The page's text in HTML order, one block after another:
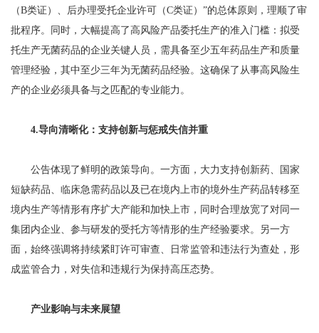
（B类证）、后办理受托企业许可（C类证）”的总体原则，理顺了审
批程序。同时，大幅提高了高风险产品委托生产的准入门槛：拟受
托生产无菌药品的企业关键人员，需具备至少五年药品生产和质量
管理经验，其中至少三年为无菌药品经验。这确保了从事高风险生
产的企业必须具备与之匹配的专业能力。
4.导向清晰化：支持创新与惩戒失信并重
公告体现了鲜明的政策导向。一方面，大力支持创新药、国家
短缺药品、临床急需药品以及已在境内上市的境外生产药品转移至
境内生产等情形有序扩大产能和加快上市，同时合理放宽了对同一
集团内企业、参与研发的受托方等情形的生产经验要求。另一方
面，始终强调将持续紧盯许可审查、日常监管和违法行为查处，形
成监管合力，对失信和违规行为保持高压态势。
产业影响与未来展望